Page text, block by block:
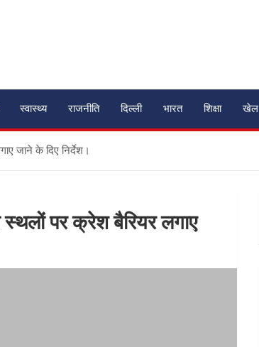
स्वास्थ्य राजनीति दिल्ली भारत शिक्षा खेल
जाने के दिए निर्देश।
पर क्रेश बैरियर लगाए